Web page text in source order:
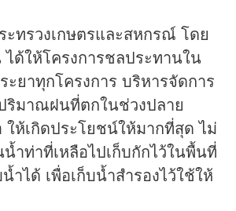
ทรวงเกษตรและสหกรณ์ โดย
ด้ให้โครงการชลประทานใน
ยาทุกโครงการ บริหารจัดการ
ริมาณฝนที่ตกในช่วงปลาย
ห้เกิดประโยชน์ให้มากที่สุด ไม่
ำท่าที่เหลือไปเก็บกักไว้ในพื้นที่
ำได้ เพื่อเก็บน้ำสำรองไว้ใช้ให้